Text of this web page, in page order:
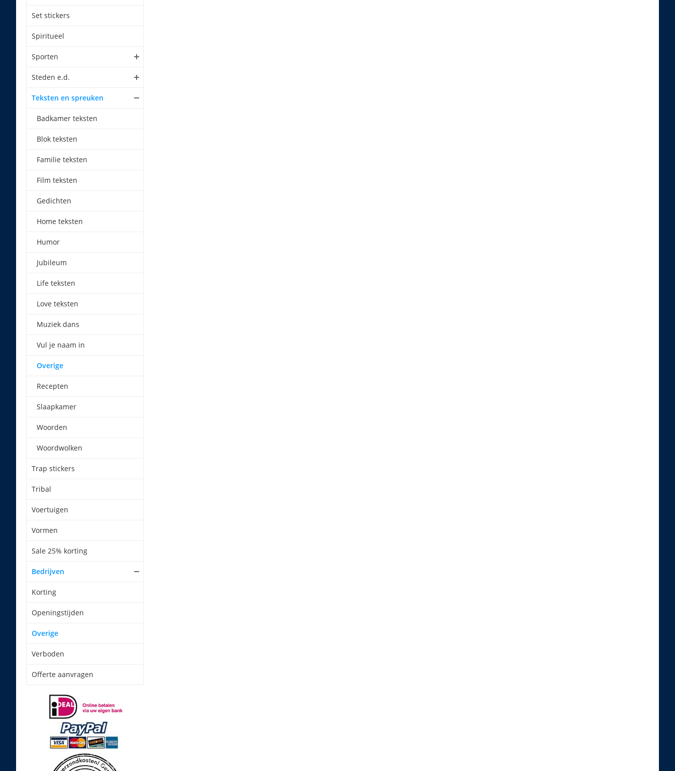
Set stickers
Spiritueel
Sporten
Steden e.d.
Teksten en spreuken
Badkamer teksten
Blok teksten
Familie teksten
Film teksten
Gedichten
Home teksten
Humor
Jubileum
Life teksten
Love teksten
Muziek dans
Vul je naam in
Overige
Recepten
Slaapkamer
Woorden
Woordwolken
Trap stickers
Tribal
Voertuigen
Vormen
Sale 25% korting
Bedrijven
Korting
Openingstijden
Overige
Verboden
Offerte aanvragen